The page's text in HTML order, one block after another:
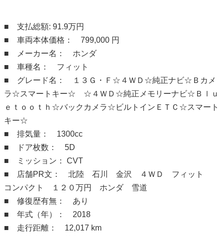
■ 支払総額: 91.9万円
■ 車両本体価格： 799,000 円
■ メーカー名： ホンダ
■ 車種名： フィット
■ グレード名： １３Ｇ・Ｆ☆４ＷＤ☆純正ナビ☆Ｂカメ
ラ☆スマートキー☆ ☆４ＷＤ☆純正メモリーナビ☆Ｂｌｕ
ｅｔｏｏｔｈ☆バックカメラ☆ビルトインＥＴＣ☆スマート
キー☆
■ 排気量： 1300cc
■ ドア枚数： 5D
■ ミッション： CVT
■ 店舗PR文： 北陸 石川 金沢 ４ＷＤ フィット
コンパクト １２０万円 ホンダ 雪道
■ 修復歴有無： あり
■ 年式（年）： 2018
■ 走行距離： 12,017 km